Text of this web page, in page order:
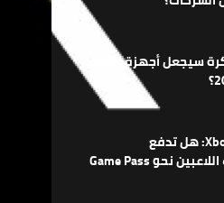
سيجعل أجهزة الألعاب
ارتفاع أسعار Xbox: هل تدفع
مايكروسوفت اللاعبين نحو Game Pass